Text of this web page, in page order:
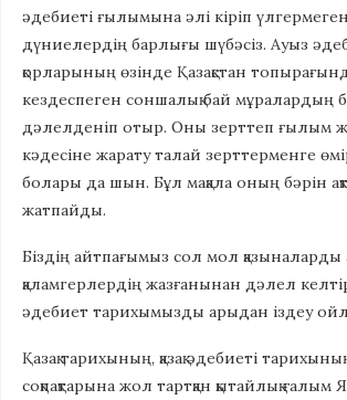
әдебиеті ғылымына әлі кіріп
дүниелердің барлығы шүбәсіз. Ауыз
қорларының өзінде Қазақстан
кездеспеген соншалық бай мұралардың
дәлелденіп отыр. Оны зерттеп ғылым
кәдесіне жарату талай зерттерменге
болары да шын. Бұл мақала оның бәрін
жатпайды.
Біздің айтпағымыз сол мол қазыналарды
қаламгерлердің жазғанынан дәлел
әдебиет тарихымызды арыдан іздеу
Қазақ тарихының, қазақ әдебиеті
соқпақтарына жол тартқан қытайлық